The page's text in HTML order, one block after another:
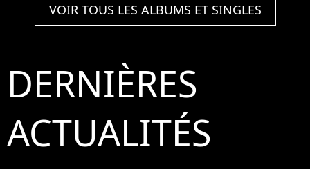
VOIR TOUS LES ALBUMS ET SINGLES
DERNIÈRES
ACTUALITÉS